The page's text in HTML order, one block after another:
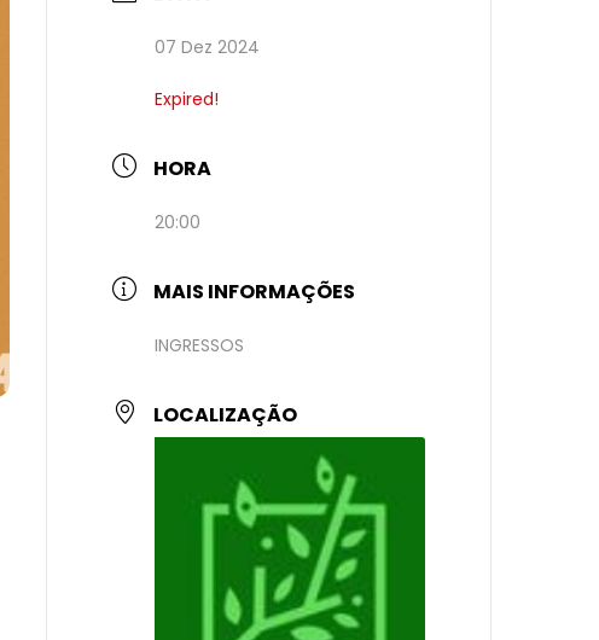
07 Dez 2024
Expired!
HORA
20:00
MAIS INFORMAÇÕES
INGRESSOS
LOCALIZAÇÃO